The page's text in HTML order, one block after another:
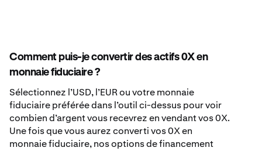
Comment puis-je convertir des actifs 0X en
monnaie fiduciaire ?
Sélectionnez l’USD, l’EUR ou votre monnaie
fiduciaire préférée dans l’outil ci-dessus pour voir
combien d’argent vous recevrez en vendant vos 0X.
Une fois que vous aurez converti vos 0X en
monnaie fiduciaire, nos options de financement